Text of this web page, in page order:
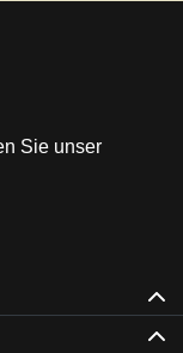
Sie unser
Tab (externer